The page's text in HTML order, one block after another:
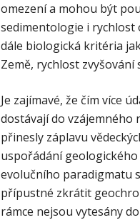
omezení a mohou být
sedimentologie i
dále biologická kritéria
Země, rychlost zvyšování
Je zajímavé, že čím více
dostávají do vzájemného
přinesly záplavu
uspořádání
evolučního paradigmatu
přípustné zkrátit
rámce nejsou vytesány